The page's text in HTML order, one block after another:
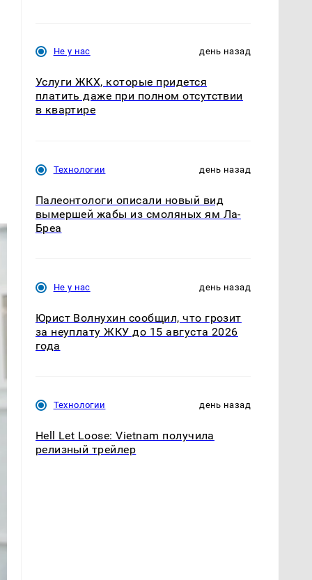
Не у нас день назад
Услуги ЖКХ, которые придется
платить даже при полном отсутствии
в квартире
Технологии день назад
Палеонтологи описали новый вид
вымершей жабы из смоляных ям Ла-
Бреа
Не у нас день назад
Юрист Волнухин сообщил, что грозит
за неуплату ЖКУ до 15 августа 2026
года
Технологии день назад
Hell Let Loose: Vietnam получила
релизный трейлер